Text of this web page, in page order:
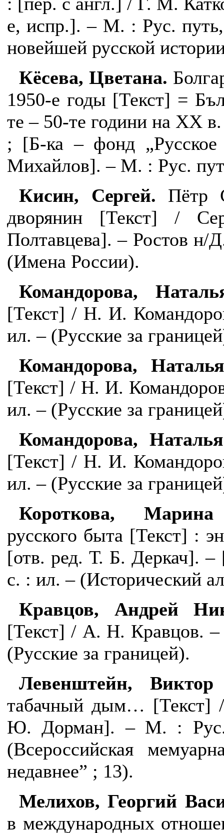
е, испр.]. – М. : Рус.
новейшей русской
Кёсева, Цветана.
1950-е годы [Текст] =
те – 50-те години на ХХ
; [Б-ка – фонд
Михайлов]. – М. : Рус.
Кисин, Сергей. Пётр
дворянин [Текст] /
Полтавцева]. – Ростов
(Имена России).
Командорова,
[Текст] / Н. И.
ил. – (Русские за
Командорова,
[Текст] / Н. И.
ил. – (Русские за
Командорова,
[Текст] / Н. И.
ил. – (Русские за
Короткова, Марина
русского быта [Текст] :
[отв. ред. Т. Б. Деркач].
с. : ил. – (Исторический
Кравцов, Андрей
[Текст] / А. Н. Кравцов.
(Русские за границей).
Левенштейн, Виктор
табачный дым… [Текст]
Ю. Дорман]. – М. :
(Всероссийская
недавнее” ; 13).
Мелихов, Георгий
в международных